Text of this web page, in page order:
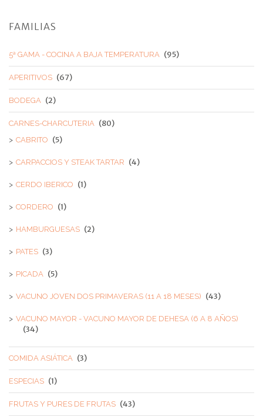
FAMILIAS
5ª GAMA - COCINA A BAJA TEMPERATURA (95)
APERITIVOS (67)
BODEGA (2)
CARNES-CHARCUTERIA (80)
CABRITO (5)
CARPACCIOS Y STEAK TARTAR (4)
CERDO IBERICO (1)
CORDERO (1)
HAMBURGUESAS (2)
PATES (3)
PICADA (5)
VACUNO JOVEN DOS PRIMAVERAS (11 A 18 MESES) (43)
VACUNO MAYOR - VACUNO MAYOR DE DEHESA (6 A 8 AÑOS)
(34)
COMIDA ASIÁTICA (3)
ESPECIAS (1)
FRUTAS Y PURES DE FRUTAS (43)